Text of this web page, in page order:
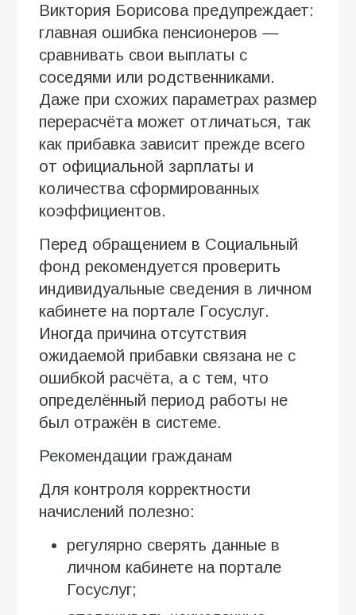
Виктория Борисова предупреждает:
главная ошибка пенсионеров —
сравнивать свои выплаты с
соседями или родственниками.
Даже при схожих параметрах размер
перерасчёта может отличаться, так
как прибавка зависит прежде всего
от официальной зарплаты и
количества сформированных
коэффициентов.
Перед обращением в Социальный
фонд рекомендуется проверить
индивидуальные сведения в личном
кабинете на портале Госуслуг.
Иногда причина отсутствия
ожидаемой прибавки связана не с
ошибкой расчёта, а с тем, что
определённый период работы не
был отражён в системе.
Рекомендации гражданам
Для контроля корректности
начислений полезно:
регулярно сверять данные в
личном кабинете на портале
Госуслуг;